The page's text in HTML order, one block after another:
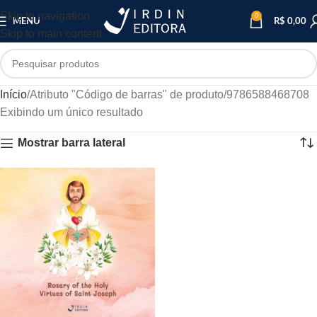
Skip to navigation
Skip to main content
MENU
0
R$ 0,00
Início Atributo "Código de barras" de produto 9786588468708
Exibindo um único resultado
Mostrar barra lateral